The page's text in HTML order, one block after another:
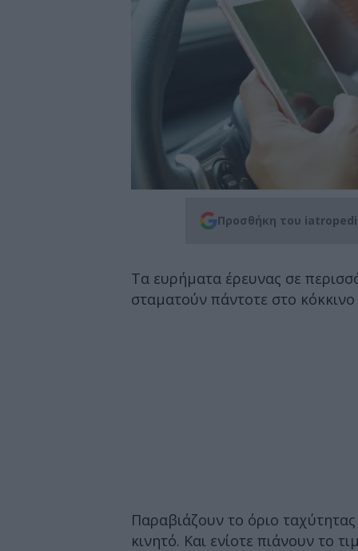
Προσθήκη του
Τα ευρήματα έρευνας σε
σταματούν πάντοτε στο
Παραβιάζουν το όριο
κινητό. Και ενίοτε πιάνουν το